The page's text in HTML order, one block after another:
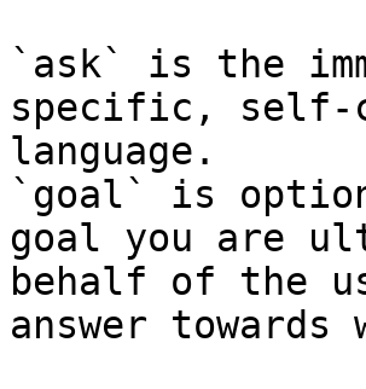
`ask` is the
specific, self-
language.
`goal` is
goal you are
behalf of the
answer